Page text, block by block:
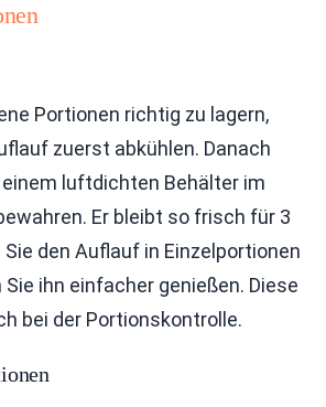
Portionen richtig zu lagern,
zuerst abkühlen. Danach
einem luftdichten Behälter im
Er bleibt so frisch für 3
Sie den Auflauf in Einzelportionen
ihn einfacher genießen. Diese
bei der Portionskontrolle.